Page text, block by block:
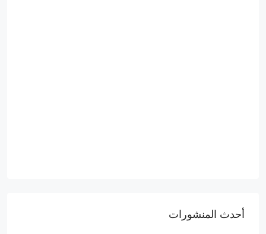
أحدث المنشورات